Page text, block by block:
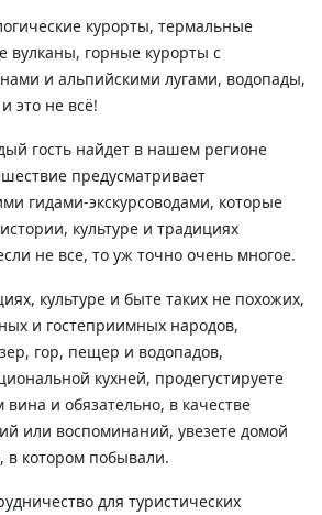
курорты, термальные
вулканы, горные курорты с
и альпийскими лугами, водопады,
это не всё!
гость найдет в нашем регионе
предусматривает
гидами-экскурсоводами, которые
культуре и традициях
не все, то уж точно очень многое.
культуре и быте таких не похожих,
и гостеприимных народов,
гор, пещер и водопадов,
кухней, продегустируете
и обязательно, в качестве
или воспоминаний, увезете домой
в котором побывали.
для туристических